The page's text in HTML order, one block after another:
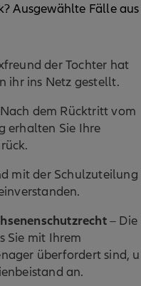
Ausgewählte Fälle aus
der Tochter hat
ihr ins Netz gestellt.
dem Rücktritt vom
erhalten Sie Ihre
mit der Schulzuteilung
– Die
Sie mit Ihrem
überfordert sind,
an.